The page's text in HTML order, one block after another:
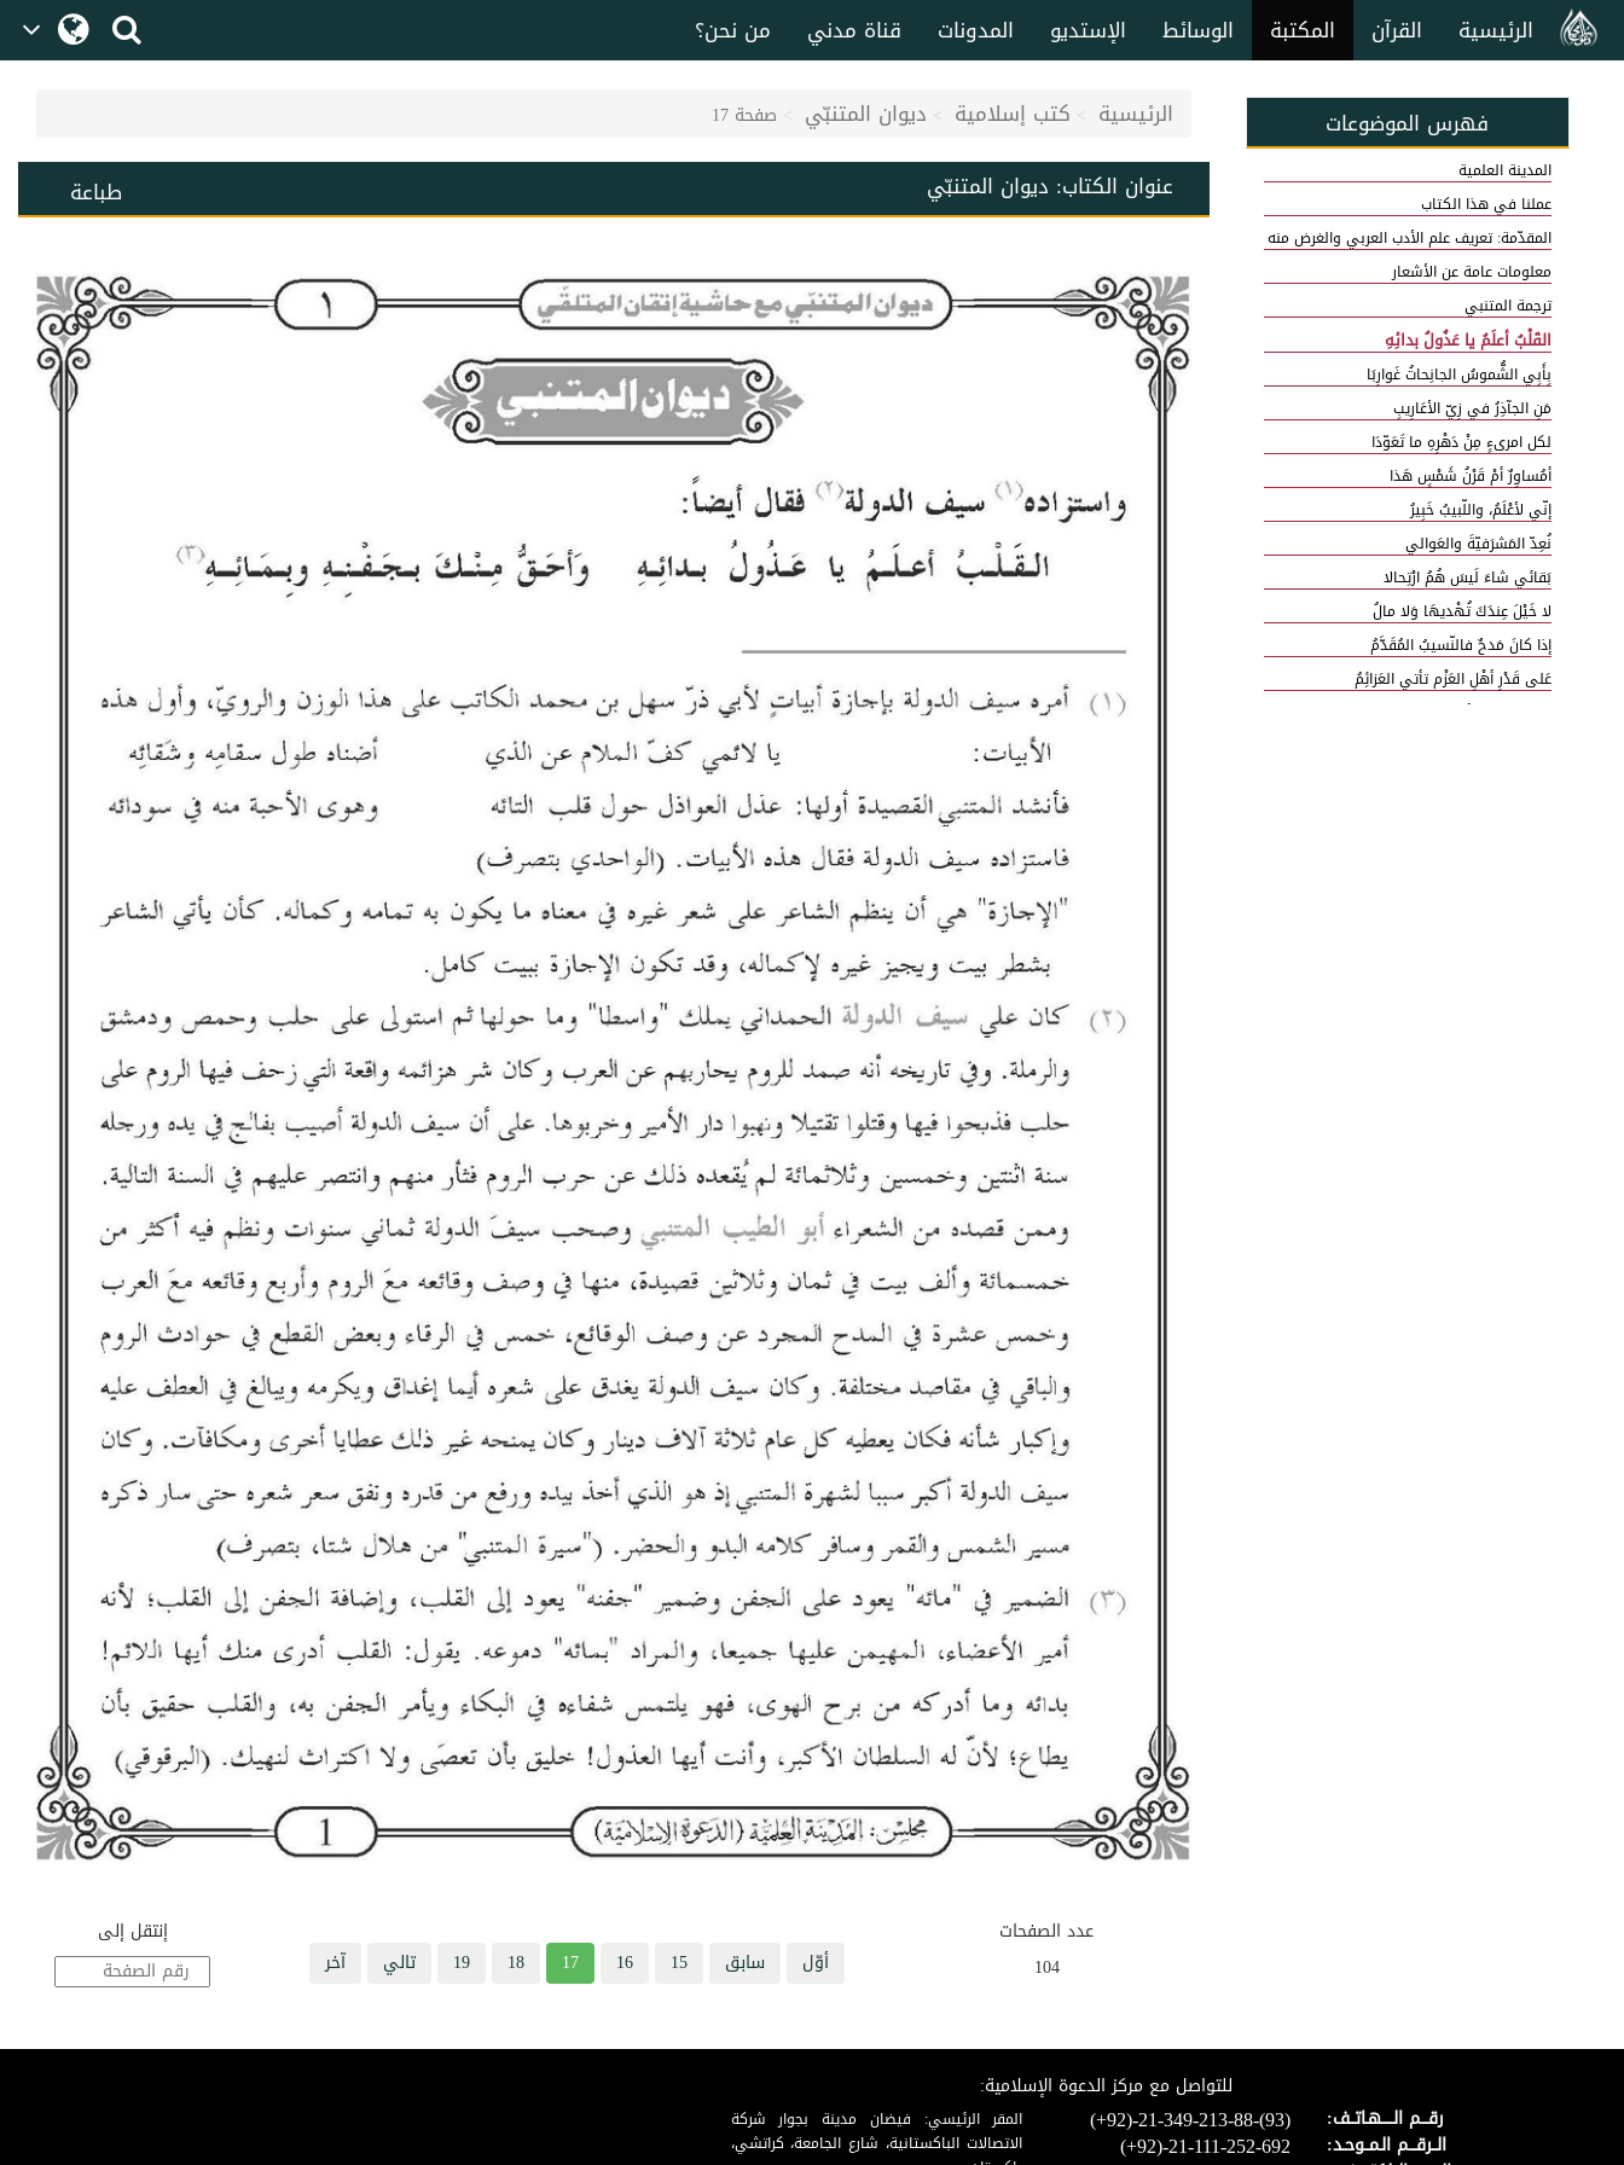
من نحن؟ قناة مدني المدونات الإستديو الوسائط المكتبة القرآن الرئيسية
الرئيسية كتب إسلامية ديوان المتنبّي صفحة 17
طباعة عنوان الكتاب: ديوان المتنبّي
إنتقل إلى
أوّل
سابق 15
16
17
18
19 تالي آخر
عدد الصفحات
104
فهرس الموضوعات
المدينة العلمية
عملنا في هذا الكتاب
المقدّمة: تعريف علم الأدب العربي والغرض منه
معلومات عامة عن الأشعار
ترجمة المتنبي
القَلْبُ أعلَمُ يا عَذُولُ بدائِهِ
بِأَبِي الشُّموسُ الجانِحاتُ غَوارِبَا
مَنِ الجآذِرُ في زِيّ الأعَارِيبِ
لكل امرىءٍ مِنْ دَهْرِهِ ما تَعَوّدَا
أمُساوِرٌ أمْ قَرْنُ شَمْسٍ هَذا
إنّي لأعْلَمُ، واللّبيبُ خَبِيرُ
نُعِدّ المَشرَفيّةَ والعَوالي
بَقائي شاءَ لَيسَ هُمُ ارْتِحالا
لا خَيْلَ عِندَكَ تُهْديهَا وَلا مالُ
إذا كانَ مَدحٌ فالنّسيبُ المُقَدَّمُ
عَلى قَدْرِ أهْلِ العَزْم تأتي العَزائِمُ
كفى بكَ داءً أنْ ترَى الموْتَ شافِيَا
للتواصل مع مركز الدعوة الإسلامية:
المقر الرئيسي: فيضان مدينة بجوار شركة
الاتصالات الباكستانية، شارع الجامعة، كراتشي،
(+92)-21-349-213-88-(93) رقـــم الـــــهـاتــف:
(+92)-21-111-252-692 الــرقـــم الـمــوحـد: